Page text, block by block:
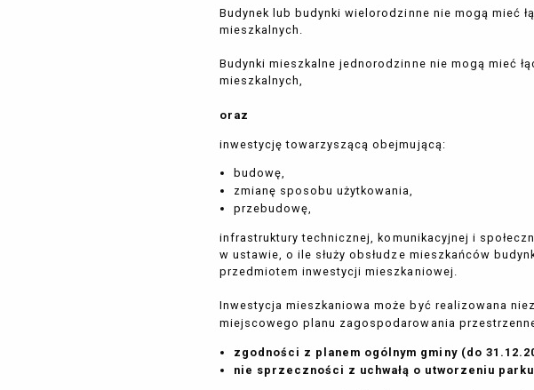
Budynek lub budynki wielorodzinne nie mogą mieć
mieszkalnych.
Budynki mieszkalne jednorodzinne nie mogą mieć
mieszkalnych,
oraz
inwestycję towarzyszącą obejmującą:
budowę,
zmianę sposobu użytkowania,
przebudowę,
infrastruktury technicznej, komunikacyjnej i
w ustawie, o ile służy obsłudze mieszkańców
przedmiotem inwestycji mieszkaniowej.
Inwestycja mieszkaniowa może być realizowana
miejscowego planu zagospodarowania
zgodności z planem ogólnym gminy (do
nie sprzeczności z uchwałą o utworzeniu